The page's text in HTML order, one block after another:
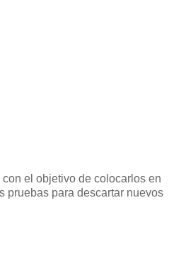
el objetivo de colocarlos en
pruebas para descartar nuevos